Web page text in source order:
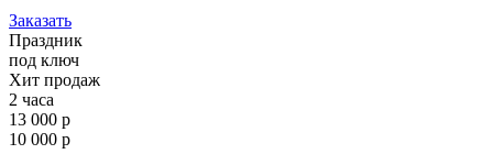
Заказать
Праздник
под ключ
Хит продаж
2 часа
13 000 р
10 000 р